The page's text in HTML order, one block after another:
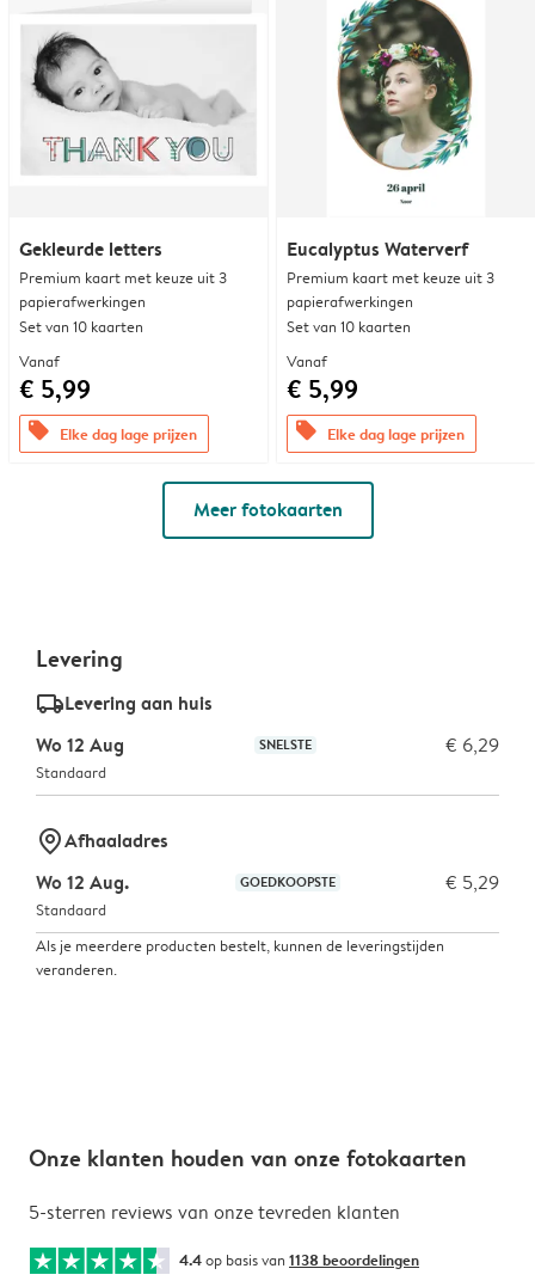
Gekleurde letters
Premium kaart met keuze uit 3
papierafwerkingen
Set van 10 kaarten
Vanaf
€ 5,99
offers Elke dag lage prijzen
Eucalyptus Waterverf
Premium kaart met keuze uit 3
papierafwerkingen
Set van 10 kaarten
Vanaf
€ 5,99
offers Elke dag lage prijzen
Meer fotokaarten
Levering
delivery_standard_v2Levering aan huis
Wo 12 Aug
SNELSTE € 6,29
Standaard
marker-pinAfhaaladres
Wo 12 Aug.
GOEDKOOPSTE € 5,29
Standaard
Als je meerdere producten bestelt, kunnen de leveringstijden
veranderen.
Onze klanten houden van onze fotokaarten
5-sterren reviews van onze tevreden klanten
4.4op basis van 1138 beoordelingen